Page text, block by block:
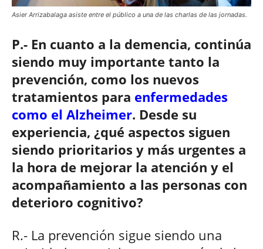
Asier Arrizabalaga asiste entre el público a una de las charlas de las jornadas.
P.- En cuanto a la demencia, continúa
siendo muy importante tanto la
prevención, como los nuevos
tratamientos para enfermedades
como el Alzheimer. Desde su
experiencia, ¿qué aspectos siguen
siendo prioritarios y más urgentes a
la hora de mejorar la atención y el
acompañamiento a las personas con
deterioro cognitivo?
R.- La prevención sigue siendo una